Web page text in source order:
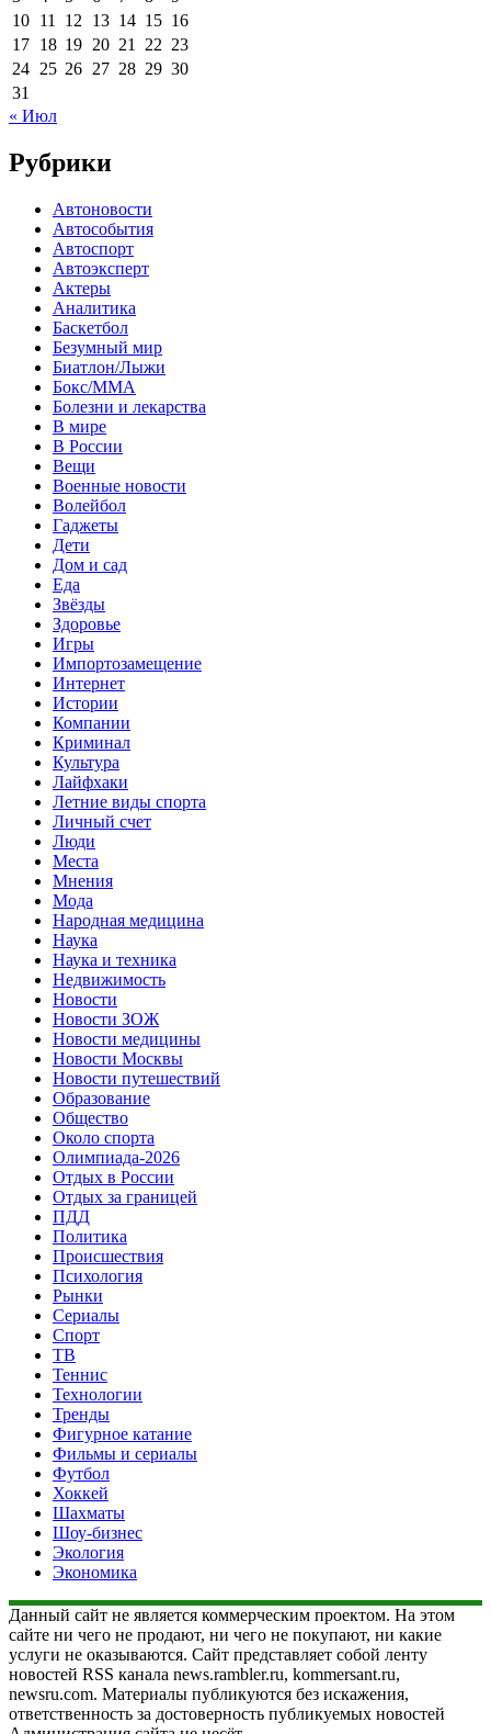
10 11 12 13 14 15 16
17 18 19 20 21 22 23
24 25 26 27 28 29 30
31
« Июл
Рубрики
Автоновости
Автособытия
Автоспорт
Автоэксперт
Актеры
Аналитика
Баскетбол
Безумный мир
Биатлон/Лыжи
Бокс/MMA
Болезни и лекарства
В мире
В России
Вещи
Военные новости
Волейбол
Гаджеты
Дети
Дом и сад
Еда
Звёзды
Здоровье
Игры
Импортозамещение
Интернет
Истории
Компании
Криминал
Культура
Лайфхаки
Летние виды спорта
Личный счет
Люди
Места
Мнения
Мода
Народная медицина
Наука
Наука и техника
Недвижимость
Новости
Новости ЗОЖ
Новости медицины
Новости Москвы
Новости путешествий
Образование
Общество
Около спорта
Олимпиада-2026
Отдых в России
Отдых за границей
ПДД
Политика
Происшествия
Психология
Рынки
Сериалы
Спорт
ТВ
Теннис
Технологии
Тренды
Фигурное катание
Фильмы и сериалы
Футбол
Хоккей
Шахматы
Шоу-бизнес
Экология
Экономика
Данный сайт не является коммерческим проектом. На этом
сайте ни чего не продают, ни чего не покупают, ни какие
услуги не оказываются. Сайт представляет собой ленту
новостей RSS канала news.rambler.ru, kommersant.ru,
newsru.com. Материалы публикуются без искажения,
ответственность за достоверность публикуемых новостей